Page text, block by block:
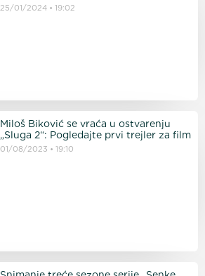
25/01/2024 19:02
Miloš Biković se vraća u ostvarenju
„Sluga 2“: Pogledajte prvi trejler za film
01/08/2023 19:10